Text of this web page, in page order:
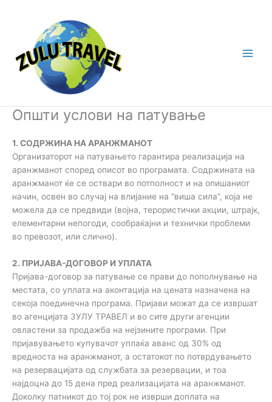
Општи услови на патување
1. СОДРЖИНА НА АРАНЖМАНОТ
Организаторот на патувањето гарантира реализација на
аранжманот според описот во програмата. Содржината на
аранжманот ќе се оствари во потполност и на опишаниот
начин, освен во случај на влијание на “виша сила”, која не
можела да се предвиди (војна, терористички акции, штрајк,
елементарни непогоди, сообраќајни и технички проблеми
во превозот, или слично).
2. ПРИЈАВА-ДОГОВОР И УПЛАТА
Пријава-договор за патување се прави до пополнување на
местата, со уплата на аконтација на цената назначена на
секоја поединечна програма. Пријави можат да се извршат
во агенцијата ЗУЛУ ТРАВЕЛ и во сите други агенции
овластени за продажба на нејзините програми. При
пријавувањето купувачот уплаќа аванс од 30% од
вредноста на аранжманот, а остатокот по потврдувањето
на резервацијата од службата за резервации, и тоа
најдоцна до 15 дена пред реализацијата на аранжманот.
Доколку патникот до тој рок не изврши доплата на